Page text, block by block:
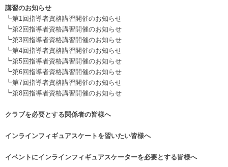
講習のお知らせ
┗第1回指導者資格講習開催のお知らせ
┗第2回指導者資格講習開催のお知らせ
┗第3回指導者資格講習開催のお知らせ
┗第4回指導者資格講習開催のお知らせ
┗第5回指導者資格講習開催のお知らせ
┗第6回指導者資格講習開催のお知らせ
┗第7回指導者資格講習開催のお知らせ
┗第8回指導者資格講習開催のお知らせ
クラブを必要とする関係者の皆様へ
インラインフィギュアスケートを習いたい皆様へ
イベントにインラインフィギュアスケーターを必要とする皆様へ